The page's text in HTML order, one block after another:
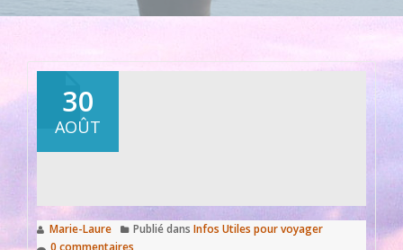
30
AOÛT
Marie-Laure Publié dans Infos Utiles pour voyager
0 commentaires